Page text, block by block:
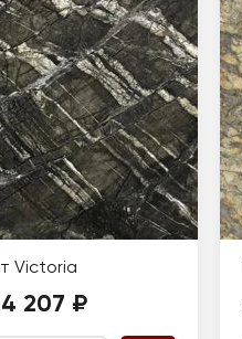
Victoria
207 ₽